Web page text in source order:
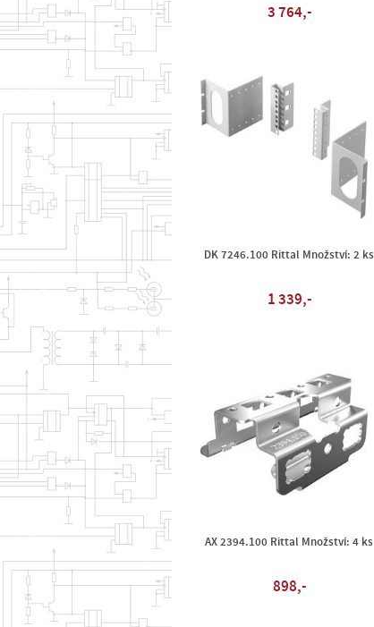
3 764,-
DK 7246.100 Rittal Množství: 2 ks
1 339,-
AX 2394.100 Rittal Množství: 4 ks
898,-